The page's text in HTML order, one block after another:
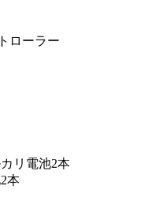
ローラー
リ電池2本
本